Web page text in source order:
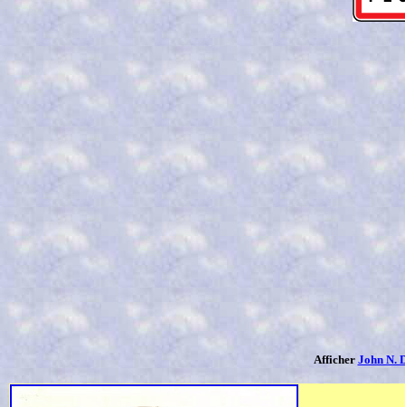
Afficher John N.